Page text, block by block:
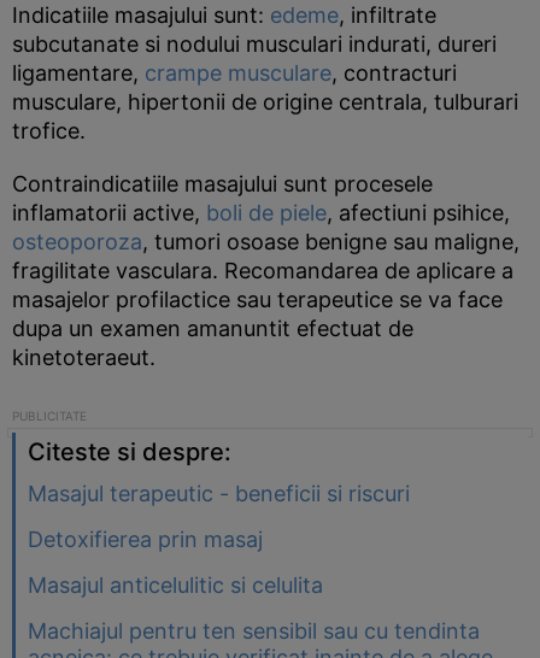
Indicatiile masajului sunt: edeme, infiltrate
subcutanate si nodului musculari indurati, dureri
ligamentare, crampe musculare, contracturi
musculare, hipertonii de origine centrala, tulburari
trofice.
Contraindicatiile masajului sunt procesele
inflamatorii active, boli de piele, afectiuni psihice,
osteoporoza, tumori osoase benigne sau maligne,
fragilitate vasculara. Recomandarea de aplicare a
masajelor profilactice sau terapeutice se va face
dupa un examen amanuntit efectuat de
kinetoteraeut.
Citeste si despre:
Masajul terapeutic - beneficii si riscuri
Detoxifierea prin masaj
Masajul anticelulitic si celulita
Machiajul pentru ten sensibil sau cu tendinta